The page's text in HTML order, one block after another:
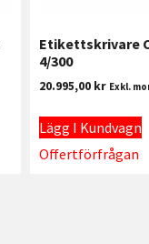
Etikettskrivare
4/300
20.995,00 kr Exkl.
Lägg I Kundvagn
Offertförfrågan